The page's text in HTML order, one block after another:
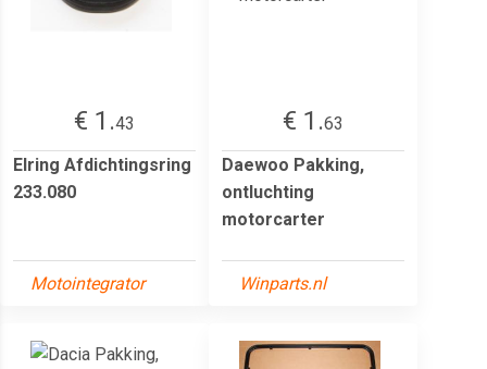
€ 1.43
Elring Afdichtingsring
233.080
Motointegrator
€ 1.63
Daewoo Pakking,
ontluchting
motorcarter
Winparts.nl